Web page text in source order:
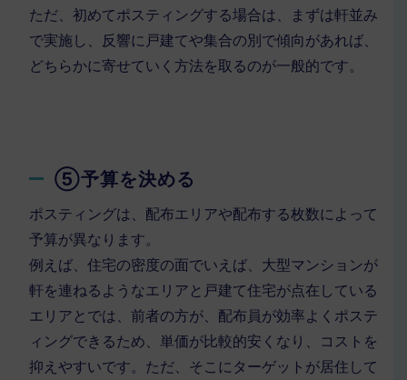
ただ、初めてポスティングする場合は、まずは軒並み
で実施し、反響に戸建てや集合の別で傾向があれば、
どちらかに寄せていく方法を取るのが一般的です。
⑤予算を決める
ポスティングは、配布エリアや配布する枚数によって
予算が異なります。
例えば、住宅の密度の面でいえば、大型マンションが
軒を連ねるようなエリアと戸建て住宅が点在している
エリアとでは、前者の方が、配布員が効率よくポステ
ィングできるため、単価が比較的安くなり、コストを
抑えやすいです。ただ、そこにターゲットが居住して